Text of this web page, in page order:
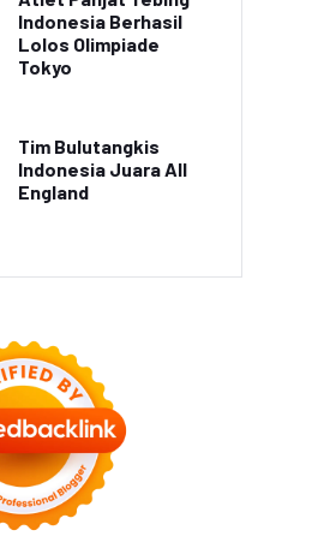
Indonesia Berhasil
Lolos Olimpiade
Tokyo
Tim Bulutangkis
Indonesia Juara All
England